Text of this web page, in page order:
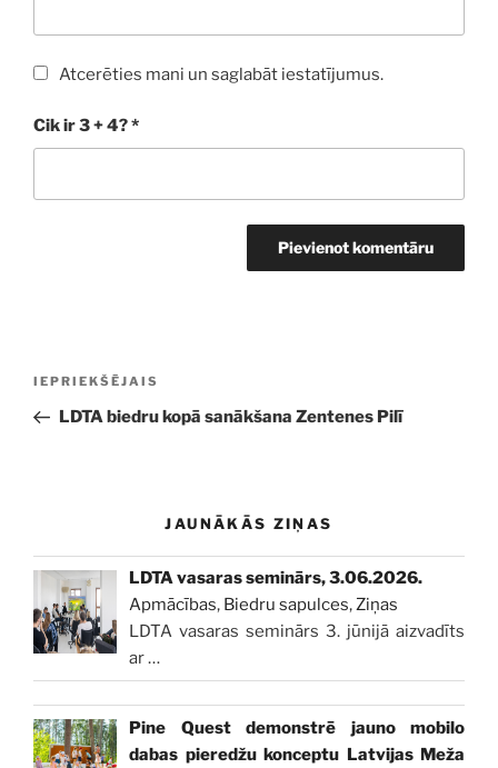
Atcerēties mani un saglabāt iestatījumus.
Cik ir 3 + 4?*
Iepriekšējā
ziņa:
IEPRIEKŠĒJAIS
LDTA biedru kopā sanākšana Zentenes Pilī
JAUNĀKĀS ZIŅAS
LDTA vasaras seminārs, 3.06.2026.
Apmācības, Biedru sapulces,Ziņas
LDTA vasaras seminārs 3. jūnijā aizvadīts
ar…
Pine Quest demonstrē jauno mobilo
dabas pieredžu konceptu Latvijas Meža